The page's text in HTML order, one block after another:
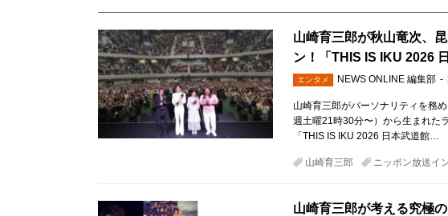
山崎育三郎が秋山竜次、
ン！「THIS IS IKU 2026
エンタメ NEWS ONLINE 編集部
山崎育三郎がパーソナリティを務
週土曜21時30分〜）から生まれた
「THIS IS IKU 2026 日本武道館…
山崎育三郎 ニッポン放送イ
山崎育三郎が考える究極